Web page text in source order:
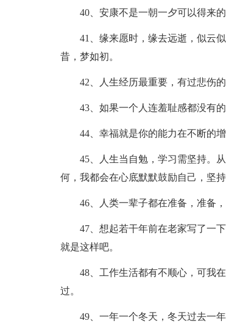
40、安康不是一朝一夕可以得来
41、缘来愿时，缘去远逝，似云
昔，梦如初。
42、人生经历最重要，有过悲伤
43、如果一个人连羞耻感都没有
44、幸福就是你的能力在不断的
45、人生当自勉，学习需坚持。
何，我都会在心底默默鼓励自己，坚
46、人类一辈子都在准备，准备
47、想起若干年前在老家写了一
就是这样吧。
48、工作生活都有不顺心，可我
过。
49、一年一个冬天，冬天过去一